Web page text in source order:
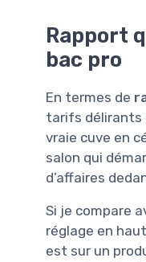
Rapport
bac pro
En termes de
tarifs délirants
vraie cuve en
salon qui
d’affaires
Si je compare
réglage en
est sur un